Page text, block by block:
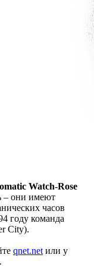
Watch-Rose
– они имеют
часов
году команда
City).
qnet.net или у